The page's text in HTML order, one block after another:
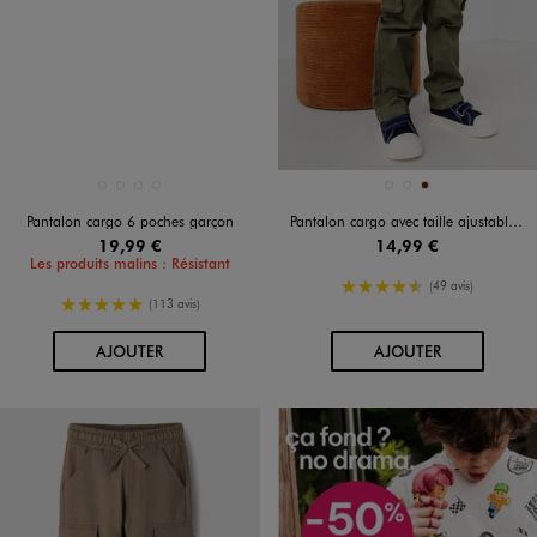
Pantalon cargo 6 poches garçon
19,99 €
Les produits malins : Résistant
5/5 de moyenne
(113 avis)
AJOUTERAU PANIER
Disponible en 3 coloris
GRIS FONCEKAKI STANDARD
MARRON
Pantalon cargo avec taille ajustable garçon
14,99 €
4.5/5 de moyenne
(49 avis)
AJOUTERAU PANIER